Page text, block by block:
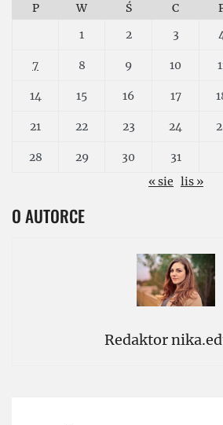
P W Ś C
1
2 3
7 8 9 10
14 15 16 17
21 22 23 24
28 29 30
31
« sie lis »
O AUTORCE
Redaktor